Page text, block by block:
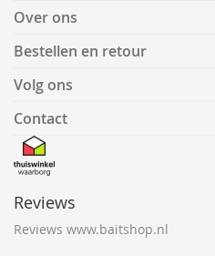
Over ons
Bestellen en retour
Volg ons
Contact
Reviews
Reviews www.baitshop.nl